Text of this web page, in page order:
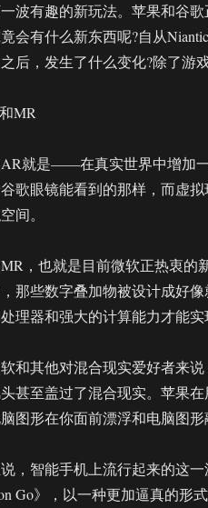
波有趣的新玩法。苹果和谷
会有什么新东西呢?自从
后，发生了什么变化?除了游
MR
就是——在真实世界中增加
歌眼镜能看到的那样，而虚
间。
，也就是目前微软正热衷的
那些数字叠加物被设计成好
理器和强大的计算能力才能实
和其他对混合现实爱好者来
甚至盖过了混合现实。苹果
图形在你面前漂浮和电脑图形
，智能手机上流行起来的这
Go》，以一种更加逼真的